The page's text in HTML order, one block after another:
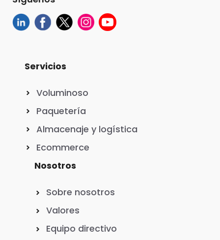
Servicios
Voluminoso
Paquetería
Almacenaje y logística
Ecommerce
Nosotros
Sobre nosotros
Valores
Equipo directivo